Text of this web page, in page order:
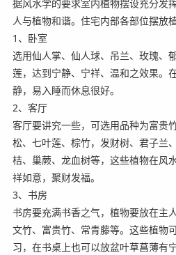
据风水学的要求室内植物摆设充分发
人与植物和谐。住宅内部各部位摆放
1、卧室
选用仙人掌、仙人球、吊兰、玫瑰、
莲，达到宁静、宁祥、温和之效果。
静，易入睡而休息很好。
2、客厅
客厅要讲究一些，可选用品种为富贵
松、七叶莲、棕竹，发财树、君子兰
桔、巢蕨、龙血树等，这些植物在风
祥如意，聚财发福。
3、书房
书房要充满书香之气，植物要放在主
文竹、富贵竹、常青藤等。这些植物
习，在书桌上也可以放盆叶草菖薄有